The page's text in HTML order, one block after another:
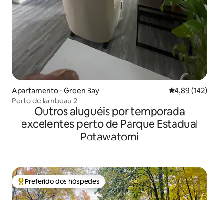
Apartamento ⋅ Green Bay 4,89 de uma
4,89 (142)
Perto de lambeau 2
Outros aluguéis por temporada
excelentes perto de Parque Estadual
Potawatomi
Entre os melhores preferidos dos hóspedes
Preferido dos hóspedes